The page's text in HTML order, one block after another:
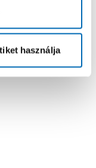
használja